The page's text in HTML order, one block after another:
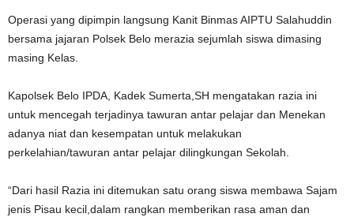
Operasi yang dipimpin langsung Kanit Binmas AIPTU Salahuddin
bersama jajaran Polsek Belo merazia sejumlah siswa dimasing
masing Kelas.
Kapolsek Belo IPDA, Kadek Sumerta,SH mengatakan razia ini
untuk mencegah terjadinya tawuran antar pelajar dan Menekan
adanya niat dan kesempatan untuk melakukan
perkelahian/tawuran antar pelajar dilingkungan Sekolah.
“Dari hasil Razia ini ditemukan satu orang siswa membawa Sajam
jenis Pisau kecil,dalam rangkan memberikan rasa aman dan